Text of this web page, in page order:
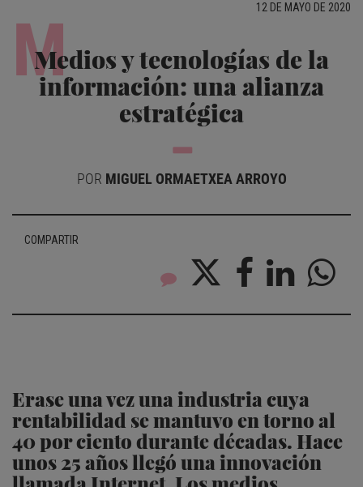
12 DE MAYO DE 2020
M
Medios y tecnologías de la
información: una alianza
estratégica
POR MIGUEL ORMAETXEA ARROYO
COMPARTIR
Erase una vez una industria cuya
rentabilidad se mantuvo en torno al
40 por ciento durante décadas. Hace
unos 25 años llegó una innovación